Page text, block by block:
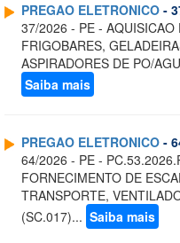
PREGAO ELETRONICO -
37/2026 - PE - AQUISICAO
FRIGOBARES,
ASPIRADORES DE PO/
Saiba mais
PREGAO ELETRONICO -
64/2026 - PE -
FORNECIMENTO DE
TRANSPORTE,
(SC.017)... Saiba mais